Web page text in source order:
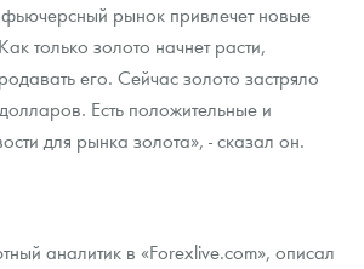
рынок привлечет новые
только золото начнет расти,
его. Сейчас золото застряло
Есть положительные и
для рынка золота», - сказал он.
аналитик в «Forexlive.com», описал